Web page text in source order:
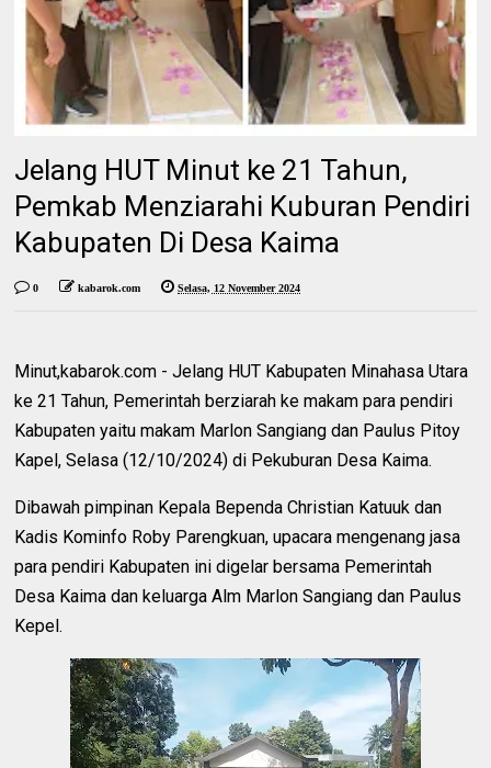
Jelang HUT Minut ke 21 Tahun,
Pemkab Menziarahi Kuburan Pendiri
Kabupaten Di Desa Kaima
0 kabarok.com Selasa, 12 November 2024
Minut,kabarok.com - Jelang HUT Kabupaten Minahasa Utara
ke 21 Tahun, Pemerintah berziarah ke makam para pendiri
Kabupaten yaitu makam Marlon Sangiang dan Paulus Pitoy
Kapel, Selasa (12/10/2024) di Pekuburan Desa Kaima.
Dibawah pimpinan Kepala Bependa Christian Katuuk dan
Kadis Kominfo Roby Parengkuan, upacara mengenang jasa
para pendiri Kabupaten ini digelar bersama Pemerintah
Desa Kaima dan keluarga Alm Marlon Sangiang dan Paulus
Kepel.